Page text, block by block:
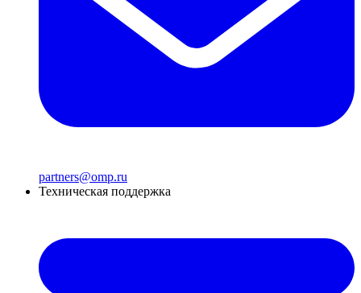
partners@omp.ru
Техническая поддержка